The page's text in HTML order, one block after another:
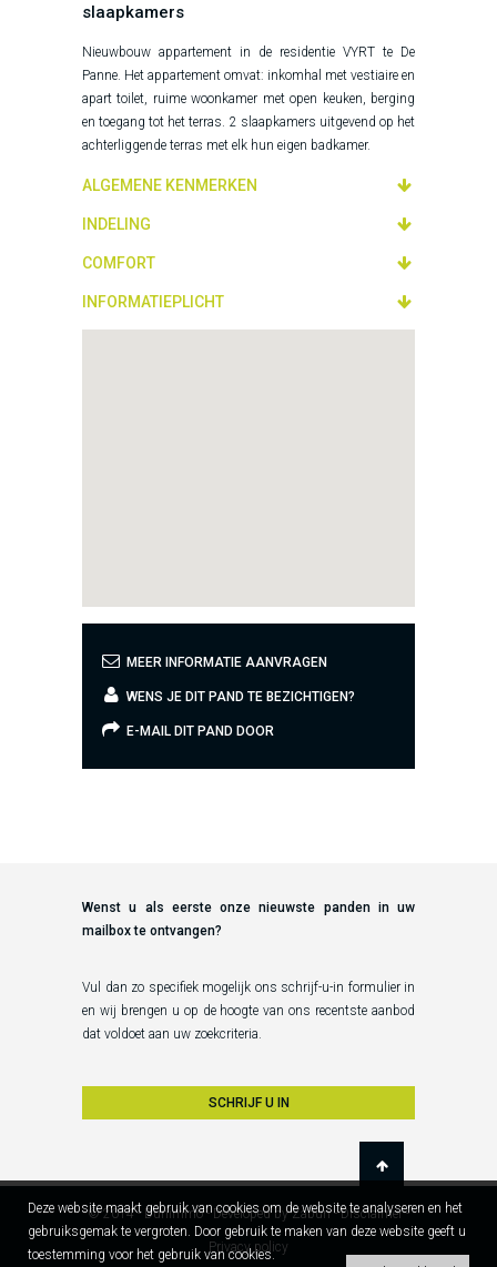
slaapkamers
Nieuwbouw appartement in de residentie VYRT te De
Panne. Het appartement omvat: inkomhal met vestiaire en
apart toilet, ruime woonkamer met open keuken, berging
en toegang tot het terras. 2 slaapkamers uitgevend op het
achterliggende terras met elk hun eigen badkamer.
ALGEMENE KENMERKEN
INDELING
COMFORT
INFORMATIEPLICHT
MEER INFORMATIE AANVRAGEN
WENS JE DIT PAND TE BEZICHTIGEN?
E-MAIL DIT PAND DOOR
Wenst u als eerste onze nieuwste panden in uw
mailbox te ontvangen?
Vul dan zo specifiek mogelijk ons schrijf-u-in formulier in
en wij brengen u op de hoogte van ons recentste aanbod
dat voldoet aan uw zoekcriteria.
SCHRIJF U IN
© 2014 - Dunimmo - Developed by Zabun-Disclaimer-
Privacy policy
Deze website maakt gebruik van cookies om de website te analyseren en het
gebruiksgemak te vergroten. Door gebruik te maken van deze website geeft u
toestemming voor het gebruik van cookies.